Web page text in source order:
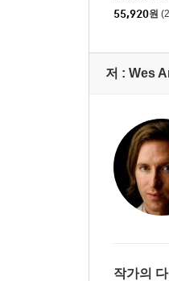
apest Hotel
55,920원
저 : Wes
작가의